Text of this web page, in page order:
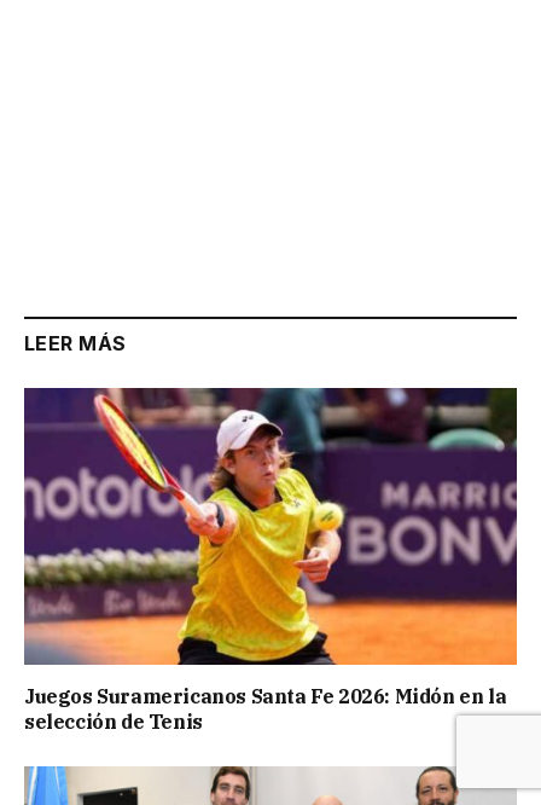
LEER MÁS
Juegos Suramericanos Santa Fe 2026: Midón en la
selección de Tenis